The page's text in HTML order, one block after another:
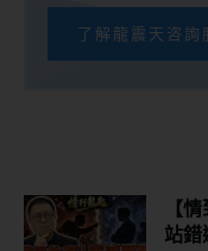
了解龍震天咨詢
【
站錯